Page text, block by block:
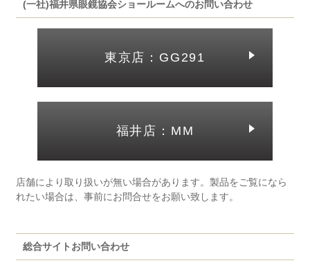
(一社)福井県眼鏡協会ショールームへのお問い合わせ
東京店：GG291
福井店：MM
店舗により取り扱いが無い場合があります。製品をご覧になら
れたい場合は、事前にお問合せをお願い致します。
総合サイトお問い合わせ